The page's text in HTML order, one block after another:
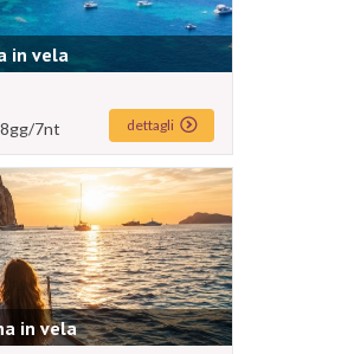
in vela
8gg/7nt dettagli
in vela